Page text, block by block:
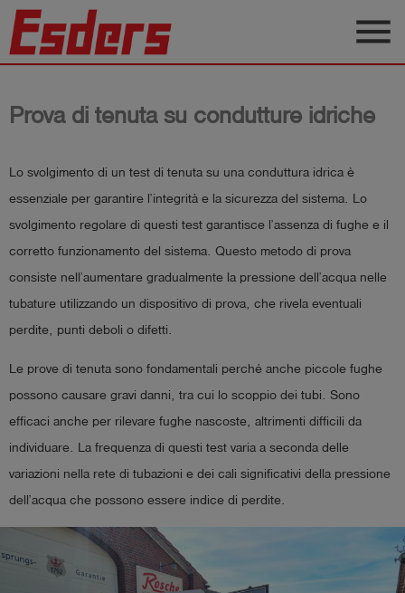
Applicazione
Blog
Italiano
shieldRegistrazione
menu
Prova di tenuta su condutture idriche
Lo svolgimento di un test di tenuta su una conduttura idrica è
essenziale per garantire l’integrità e la sicurezza del sistema. Lo
svolgimento regolare di questi test garantisce l’assenza di fughe e il
corretto funzionamento del sistema. Questo metodo di prova
consiste nell’aumentare gradualmente la pressione dell’acqua nelle
tubature utilizzando un dispositivo di prova, che rivela eventuali
perdite, punti deboli o difetti.
Le prove di tenuta sono fondamentali perché anche piccole fughe
possono causare gravi danni, tra cui lo scoppio dei tubi. Sono
efficaci anche per rilevare fughe nascoste, altrimenti difficili da
individuare. La frequenza di questi test varia a seconda delle
variazioni nella rete di tubazioni e dei cali significativi della pressione
dell’acqua che possono essere indice di perdite.